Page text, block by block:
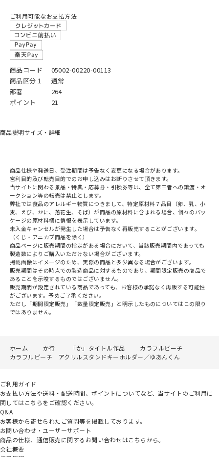
ご利用可能なお支払方法
商品コード
05002-00220-00113
商品区分１
通常
部署
264
ポイント
21
商品説明サイズ・詳細
商品仕様や発送日、受注期間は予告なく変更になる場合があります。
営利目的及び転売目的でのお申し込みはお断りさせて頂きます。
当サイトに関わる景品・特典・応募券・引換券等は、全て第三者への譲渡・オ
ークション等の転売は禁止とします。
弊社では食品のアレルギー物質につきまして、特定原材料７品目（卵、乳、小
麦、えび、かに、落花生、そば）が商品の原材料に含まれる場合、個々のパッ
ケージの原材料欄に情報を表示しています。
未入金キャンセルが発生した場合は予告なく再販売することがございます。
（くじ・アニカプ商品を除く）
商品ページに販売期間の指定がある場合において、当該販売期間内であっても
製造数によりご購入いただけない場合がございます。
掲載画像はイメージのため、実際の商品と多少異なる場合がございます。
販売期間はその時点での製造商品に対するものであり、期間限定販売の商品で
あることを示唆するものではございません。
販売期間が設定されている商品であっても、お客様の承諾なく再販する可能性
がございます。予めご了承ください。
ただし「期間限定販売」「数量限定販売」と明示したものについてはこの限り
ではありません。
ホーム か行 「か」タイトル作品
カラフルピーチ
カラフルピーチ アクリルスタンドキーホルダー／ゆあんくん
ご利用ガイド
お支払い方法や送料・配送時間、ポイントについてなど、当サイトのご利用に
関してはこちらをご確認ください。
Q&A
お客様から寄せられたご質問等を掲載しております。
お問い合わせ・ユーザーサポート
商品の仕様、通信販売に関するお問い合わせはこちらから。
会社概要